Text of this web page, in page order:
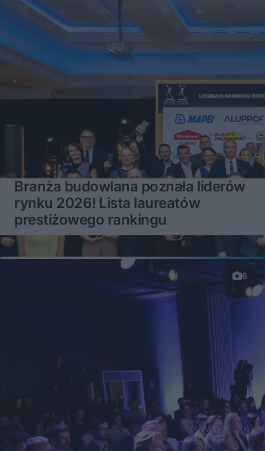
Branża budowlana poznała liderów
rynku 2026! Lista laureatów
prestiżowego rankingu
6